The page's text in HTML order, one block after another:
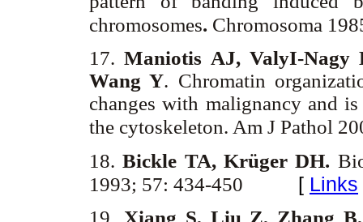
chromosomes. Chromosoma
17.Maniotis AJ, ValyI-Nagy
Wang Y. Chromatin
changes with malignancy and
the cytoskeleton. Am J Pathol
18.Bickle TA, Krüger DH.
1993; 57: 434-450
[ Links
19. Xiang S, Liu Z, Zhang